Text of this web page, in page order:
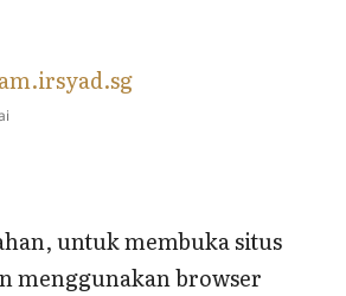
untuk membuka situs
menggunakan browser